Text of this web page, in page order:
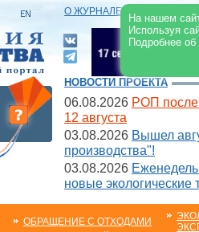
На нашем
Используя
Подробнее
О ЖУРНАЛЕ |
НОВОСТИ ПРОЕКТА
06.08.2026 РОП после
12 августа
03.08.2026 Вышел
производства"!
03.08.2026
новые экологические
ОБРАЩЕНИЕ С ОТХОДАМИ